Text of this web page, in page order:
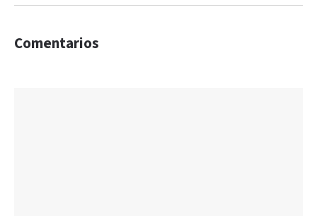
Comentarios